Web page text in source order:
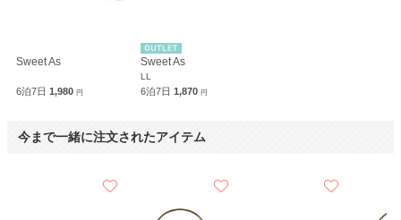
Sweet As
6泊7日 1,980 円
Sweet As
LL
6泊7日 1,870 円
今まで一緒に注文されたアイテム